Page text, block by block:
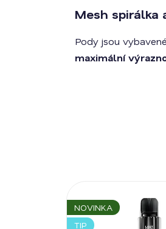
Mesh spirálka
Pody jsou vybavené
maximální
NOVINKA
TIP